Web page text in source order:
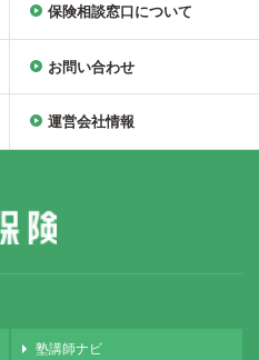
保険相談窓口について
お問い合わせ
運営会社情報
塾講師ナビ